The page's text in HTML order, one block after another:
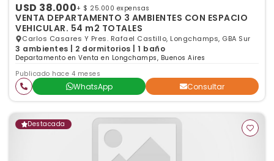
USD 38.000+ $ 25.000 expensas
VENTA DEPARTAMENTO 3 AMBIENTES CON ESPACIO
VEHICULAR. 54 m2 TOTALES
Carlos Casares Y Pres. Rafael Castillo, Longchamps, GBA Sur
3 ambientes | 2 dormitorios | 1 baño
Departamento en Venta en Longchamps, Buenos Aires
Publicado hace 4 meses
WhatsApp Consultar
Destacada